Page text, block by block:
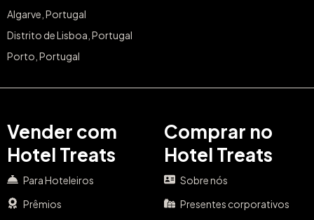
Algarve, Portugal
Distrito de Lisboa, Portugal
Porto, Portugal
Vender com
Hotel Treats
Para Hoteleiros
Prêmios
Comprar no
Hotel Treats
Sobre nós
Presentes corporativos